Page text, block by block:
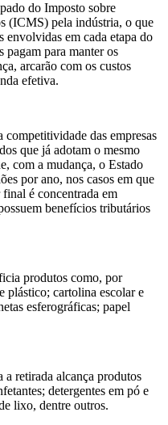
do Imposto sobre
(ICMS) pela indústria, o que
envolvidas em cada etapa do
pagam para manter os
arcarão com os custos
efetiva.
competitividade das empresas
que já adotam o mesmo
com a mudança, o Estado
por ano, nos casos em que
é concentrada em
benefícios tributários
produtos como, por
plástico; cartolina escolar e
esferográficas; papel
a retirada alcança produtos
detergentes em pó e
lixo, dentre outros.